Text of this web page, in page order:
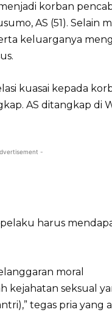
korban
AS (51). Selain
keluarganya
kuasai kepada
AS ditangkap di
-
pelaku harus
moral
kejahatan seksual
tegas pria yang